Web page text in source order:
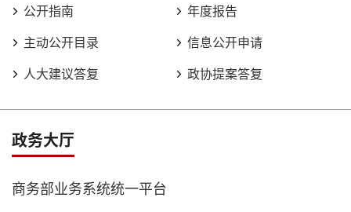
公开指南
年度报告
主动公开目录
信息公开申请
人大建议答复
政协提案答复
政务大厅
商务部业务系统统一平台